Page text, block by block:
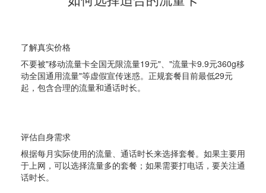
了解真实价格
不要被"移动流量卡全国无限流量19元"、"流量卡9.9元360g移
动全国通用流量"等虚假宣传迷惑。正规套餐目前最低29元
起，包含合理的流量和通话时长。
评估自身需求
根据每月实际使用的流量、通话时长来选择套餐。如果主要用
于上网，可以选择流量多的套餐；如果需要打电话，要关注通
话时长。